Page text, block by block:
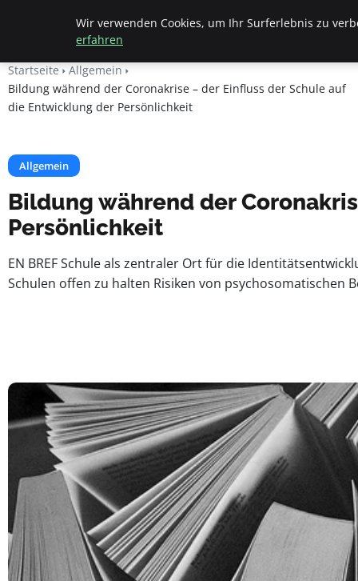
Beyond Surface
Startseite
Allgemein
Bildung während der Coronakrise – der Einfluss der Schule auf
die Entwicklung der Persönlichkeit
Allgemein
Bildung während der
Persönlichkeit
EN BREF Schule als zentraler Ort für die
Schulen offen zu halten Risiken von
Wir verwenden Cookies, um Ihr Surferlebnis zu
erfahren